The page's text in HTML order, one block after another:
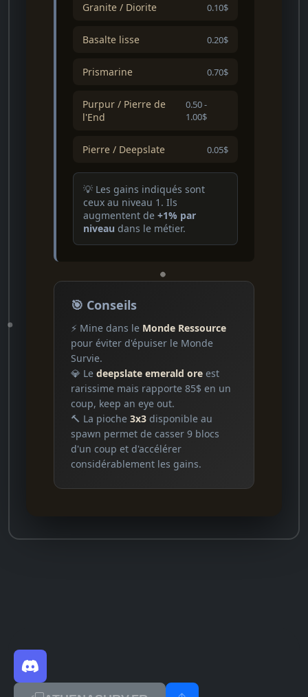
Granite / Diorite 0.10$
Basalte lisse 0.20$
Prismarine 0.70$
Purpur / Pierre de
l'End
0.50 -
1.00$
Pierre / Deepslate 0.05$
💡 Les gains indiqués sont
ceux au niveau 1. Ils
augmentent de +1% par
niveau dans le métier.
🎯 Conseils
⚡ Mine dans le Monde Ressource
pour éviter d'épuiser le Monde
Survie.
💎 Le deepslate emerald ore est
rarissime mais rapporte 85$ en un
coup, keep an eye out.
🔨 La pioche 3x3 disponible au
spawn permet de casser 9 blocs
d'un coup et d'accélérer
considérablement les gains.